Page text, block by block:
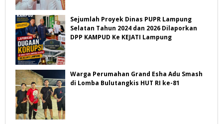
Sejumlah Proyek Dinas PUPR Lampung
Selatan Tahun 2024 dan 2026 Dilaporkan
DPP KAMPUD Ke KEJATI Lampung
Warga Perumahan Grand Esha Adu Smash
di Lomba Bulutangkis HUT RI ke-81